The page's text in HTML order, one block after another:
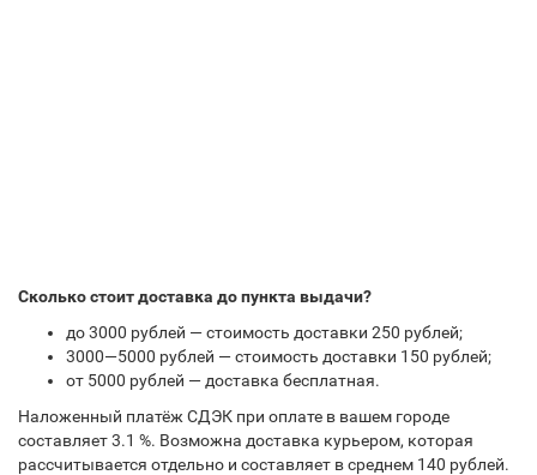
Сколько стоит доставка до пункта выдачи?
до 3000 рублей — стоимость доставки 250 рублей;
3000—5000 рублей — стоимость доставки 150 рублей;
от 5000 рублей — доставка бесплатная.
Наложенный платёж СДЭК при оплате в вашем городе
составляет 3.1 %. Возможна доставка курьером, которая
рассчитывается отдельно и составляет в среднем 140 рублей.